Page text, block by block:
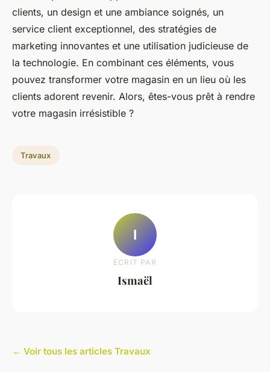
clients, un design et une ambiance soignés, un
service client exceptionnel, des stratégies de
marketing innovantes et une utilisation judicieuse de
la technologie. En combinant ces éléments, vous
pouvez transformer votre magasin en un lieu où les
clients adorent revenir. Alors, êtes-vous prêt à rendre
votre magasin irrésistible ?
Travaux
I
ECRIT PAR
Ismaël
← Voir tous les articles Travaux